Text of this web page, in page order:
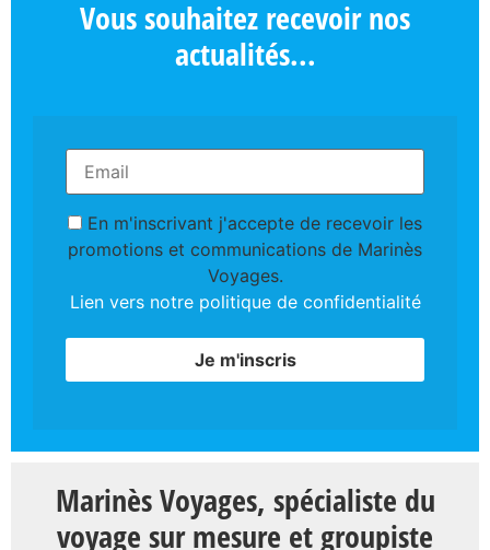
Vous souhaitez recevoir nos
actualités...
En m'inscrivant j'accepte de recevoir les
promotions et communications de Marinès
Voyages.
Lien vers notre politique de confidentialité
Marinès Voyages, spécialiste du
voyage sur mesure et groupiste